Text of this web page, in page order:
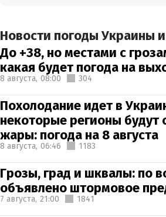
Новости погоды Украины
До +38, но местами с
какая будет погода на
8 августа, 08:00 304
Похолодание идет в
некоторые регионы будут
жары: погода на 8 августа
8 августа, 06:46 1183
Грозы, град и шквалы: по
объявлено штормовое
7 августа, 21:00 1841